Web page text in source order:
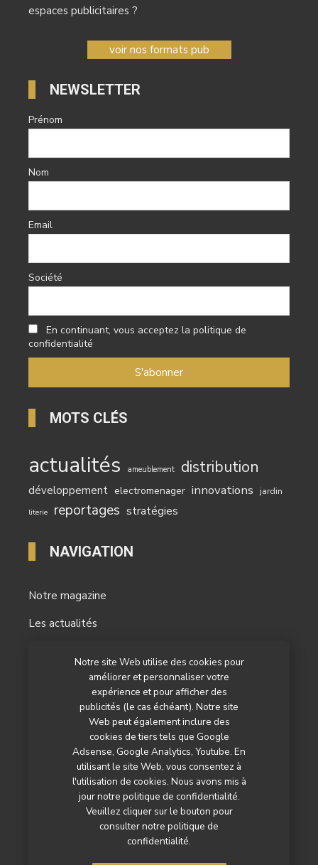
Notre site Web utilise des cookies pour
améliorer et personnaliser votre
expérience et pour afficher des
publicités (le cas échéant). Notre site
Web peut également inclure des
cookies de tiers tels que Google
Adsense, Google Analytics, Youtube. En
utilisant le site Web, vous consentez à
l'utilisation de cookies. Nous avons mis à
jour notre politique de confidentialité.
Veuillez cliquer sur le bouton pour
consulter notre politique de
confidentialité.
espaces publicitaires ?
voir nos formats pub
NEWSLETTER
Prénom
Nom
Email
Société
En continuant, vous acceptez la politique de
confidentialité
MOTS CLÉS
actualités ameublement distribution
développement electromenager innovations jardin
literie reportages stratégies
NAVIGATION
Notre magazine
Les actualités
Nos autres titres
Qui sommes-nous ?
Contactez-nous